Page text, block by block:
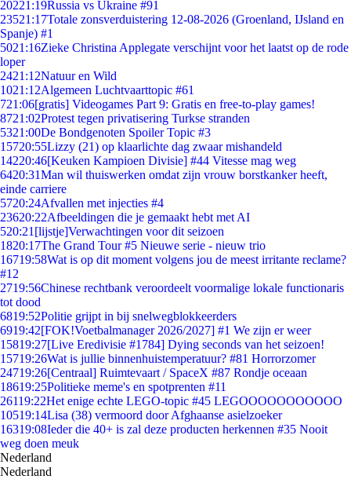
20221:19Russia vs Ukraine #91
23521:17Totale zonsverduistering 12-08-2026 (Groenland, IJsland en
Spanje) #1
5021:16Zieke Christina Applegate verschijnt voor het laatst op de rode
loper
2421:12Natuur en Wild
1021:12Algemeen Luchtvaarttopic #61
721:06[gratis] Videogames Part 9: Gratis en free-to-play games!
8721:02Protest tegen privatisering Turkse stranden
5321:00De Bondgenoten Spoiler Topic #3
15720:55Lizzy (21) op klaarlichte dag zwaar mishandeld
14220:46[Keuken Kampioen Divisie] #44 Vitesse mag weg
6420:31Man wil thuiswerken omdat zijn vrouw borstkanker heeft,
einde carriere
5720:24Afvallen met injecties #4
23620:22Afbeeldingen die je gemaakt hebt met AI
520:21 [lijstje]Verwachtingen voor dit seizoen
1820:17The Grand Tour #5 Nieuwe serie - nieuw trio
16719:58Wat is op dit moment volgens jou de meest irritante reclame?
#12
2719:56Chinese rechtbank veroordeelt voormalige lokale functionaris
tot dood
6819:52Politie grijpt in bij snelwegblokkeerders
6919:42[FOK!Voetbalmanager 2026/2027] #1 We zijn er weer
15819:27[Live Eredivisie #1784] Dying seconds van het seizoen!
15719:26Wat is jullie binnenhuistemperatuur? #81 Horrorzomer
24719:26[Centraal] Ruimtevaart / SpaceX #87 Rondje oceaan
18619:25Politieke meme's en spotprenten #11
26119:22Het enige echte LEGO-topic #45 LEGOOOOOOOOOOO
10519:14Lisa (38) vermoord door Afghaanse asielzoeker
16319:08Ieder die 40+ is zal deze producten herkennen #35 Nooit
weg doen meuk
Nederland
Nederland